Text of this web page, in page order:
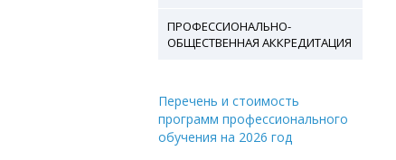
ПРОФЕССИОНАЛЬНО-
ОБЩЕСТВЕННАЯ АККРЕДИТАЦИЯ
Перечень и стоимость
программ профессионального
обучения на 2026 год